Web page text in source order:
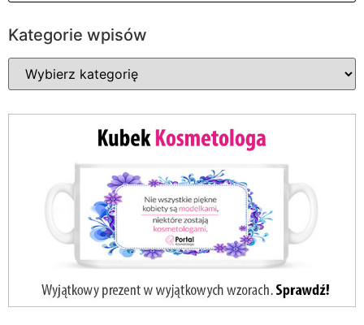
Kategorie wpisów